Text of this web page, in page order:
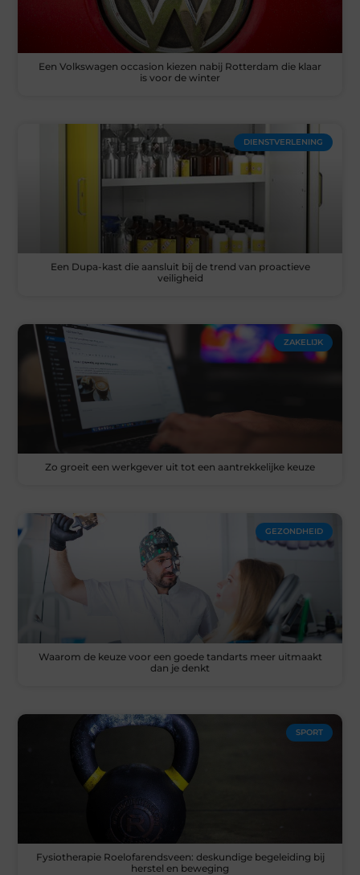
Een Volkswagen occasion kiezen nabij Rotterdam die klaar
is voor de winter
DIENSTVERLENING
Een Dupa-kast die aansluit bij de trend van proactieve
veiligheid
ZAKELIJK
Zo groeit een werkgever uit tot een aantrekkelijke keuze
GEZONDHEID
Waarom de keuze voor een goede tandarts meer uitmaakt
dan je denkt
SPORT
Fysiotherapie Roelofarendsveen: deskundige begeleiding bij
herstel en beweging